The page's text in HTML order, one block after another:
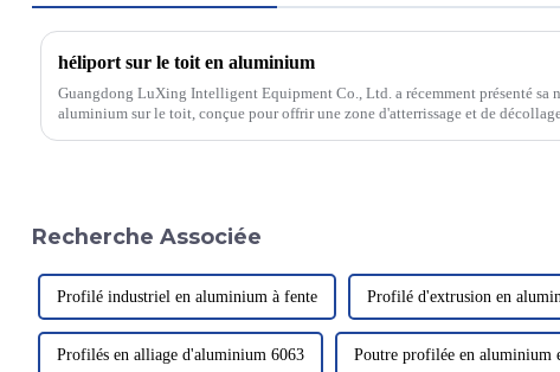
héliport sur le toit en aluminium
Guangdong LuXing Intelligent Equipment Co., Ltd. a récemment présenté sa
aluminium sur le toit, conçue pour offrir une zone d'atterrissage et de
Recherche Associée
Profilé industriel en aluminium à fente Profilé d'extrusion en
Profilés en alliage d'aluminium 6063 Poutre profilée en aluminium